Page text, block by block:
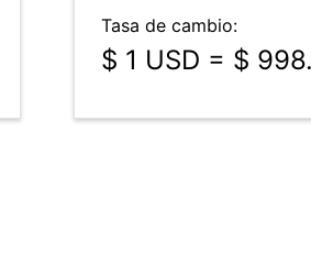
Tasa de cambio:
$ 1 USD = $